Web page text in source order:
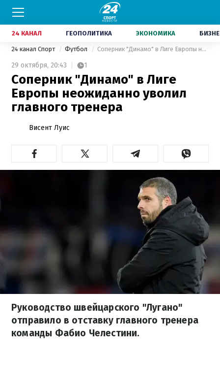
24 КАНАЛ ГЕОПОЛИТИКА ЭКОНОМИКА
24 канал Спорт Футбол Соперник "Динамо" в Лиге Европы неожиданно уволил главного тренера
29 октября, 20:43 1
Соперник "Динамо" в Лиге
Европы неожиданно уволил
главного тренера
Висент Луис
Руководство швейцарского "Лугано"
отправило в отставку главного тренера
команды Фабио Челестини.